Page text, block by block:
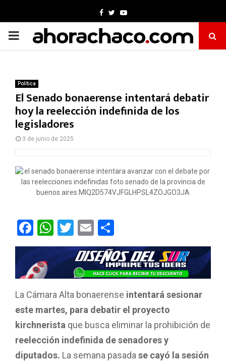
Facebook
TwitterYoutube
PRIMARY
Política
El Senado bonaerense intentará debatir
hoy la reelección indefinida de los
legisladores
3 de junio de 2025
F
a
ce
b
o
o
k
W
h
at
s
A
p
p
T
wi
tt
er
E
m
ail
o
m
p
ar
tir
La Cámara Alta bonaerense intentará sesionar
este martes, para debatir el proyecto
kirchnerista que busca eliminar la prohibición de
reelección indefinida de senadores y
diputados. La semana pasada se cayó la sesión